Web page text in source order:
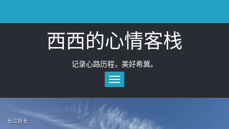
content
西西的心情客栈
记录心路历程，美好希冀。
Toggle
navigation
长江好长